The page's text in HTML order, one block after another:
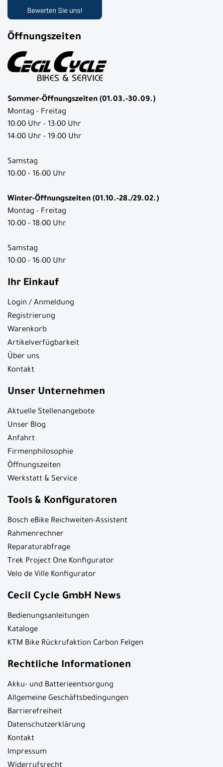
Öffnungszeiten
Sommer-Öffnungszeiten (01.03.-30.09.)
Montag - Freitag
10:00 Uhr - 13:00 Uhr
14:00 Uhr - 19:00 Uhr
Samstag
10:00 - 16:00 Uhr
Winter-Öffnungszeiten (01.10.-28./29.02.)
Montag - Freitag
10:00 - 18:00 Uhr
Samstag
10:00 - 16:00 Uhr
Ihr Einkauf
Login / Anmeldung
Registrierung
Warenkorb
Artikelverfügbarkeit
Über uns
Kontakt
Unser Unternehmen
Aktuelle Stellenangebote
Unser Blog
Anfahrt
Firmenphilosophie
Öffnungszeiten
Werkstatt & Service
Tools & Konfiguratoren
Bosch eBike Reichweiten-Assistent
Rahmenrechner
Reparaturabfrage
Trek Project One Konfigurator
Velo de Ville Konfigurator
Cecil Cycle GmbH News
Bedienungsanleitungen
Kataloge
KTM Bike Rückrufaktion Carbon Felgen
Rechtliche Informationen
Akku- und Batterieentsorgung
Allgemeine Geschäftsbedingungen
Barrierefreiheit
Datenschutzerklärung
Kontakt
Impressum